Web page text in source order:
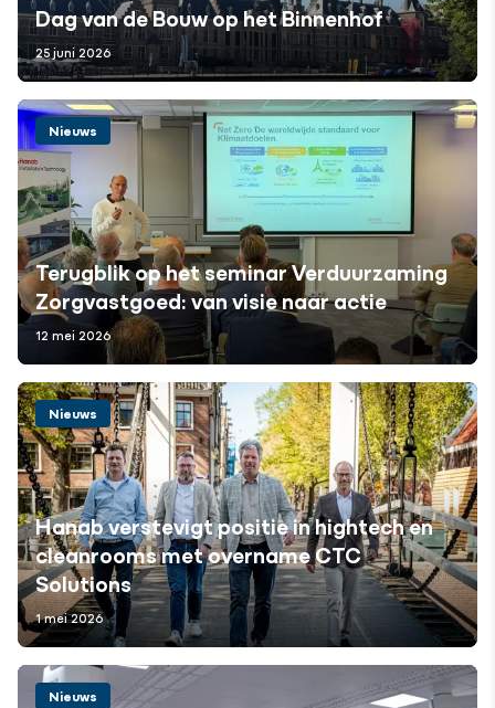
Dag van de Bouw op het Binnenhof
25 juni 2026
Terugblik op het seminar Verduurzaming
Zorgvastgoed: van visie naar actie
Nieuws
12 mei 2026
Hanab verstevigt positie in hightech en
cleanrooms met overname CTC
Solutions
Nieuws
1 mei 2026
Nieuws